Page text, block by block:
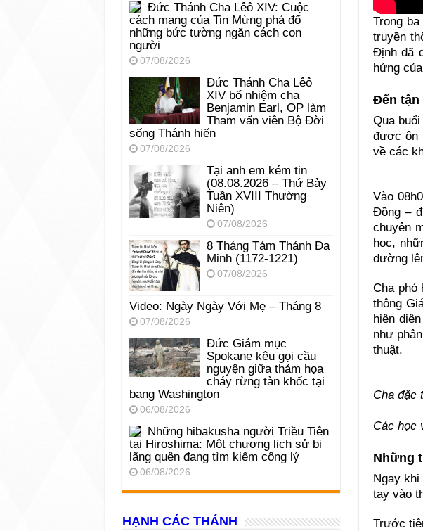
Trong
truyền
Định đã
hứng
Đến tận
Qua
được ôn
về các
Vào
Đồng –
chuyên
học,
đường
Cha phó
thông
hiện
như
thuật.
Cha đặc
Các học
Những
Ngay
tay vào
Trước
Đức Thánh Cha Lêô XIV: Cuộc
cách mạng của Tin Mừng phá đổ
những bức tường ngăn cách con
người
07/08/2026
Đức Thánh Cha Lêô
XIV bổ nhiệm cha
Benjamin Earl, OP làm
Tham vấn viên Bộ Đời
sống Thánh hiến
07/08/2026
Tại anh em kém tin
(08.08.2026 – Thứ Bảy
Tuần XVIII Thường
Niên)
07/08/2026
8 Tháng Tám Thánh Ða
Minh (1172-1221)
07/08/2026
Video: Ngày Ngày Với Mẹ – Tháng 8
07/08/2026
Đức Giám mục
Spokane kêu gọi cầu
nguyện giữa thảm họa
cháy rừng tàn khốc tại
bang Washington
06/08/2026
Những hibakusha người Triều Tiên
tại Hiroshima: Một chương lịch sử bị
lãng quên đang tìm kiếm công lý
06/08/2026
HẠNH CÁC THÁNH